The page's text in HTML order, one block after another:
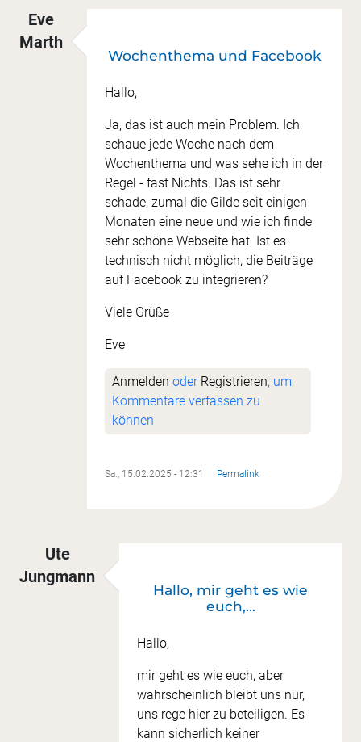
Eve
Marth
Wochenthema und Facebook
Hallo,
Ja, das ist auch mein Problem. Ich
schaue jede Woche nach dem
Wochenthema und was sehe ich in der
Regel - fast Nichts. Das ist sehr
schade, zumal die Gilde seit einigen
Monaten eine neue und wie ich finde
sehr schöne Webseite hat. Ist es
technisch nicht möglich, die Beiträge
auf Facebook zu integrieren?
Viele Grüße
Eve
Anmelden oder Registrieren, um
Kommentare verfassen zu
können
Sa., 15.02.2025 - 12:31 Permalink
Ute
Jungmann
Hallo, mir geht es wie
euch,…
Hallo,
mir geht es wie euch, aber
wahrscheinlich bleibt uns nur,
uns rege hier zu beteiligen. Es
kann sicherlich keiner